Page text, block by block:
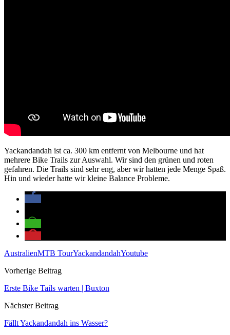
Yackandandah ist ca. 300 km entfernt von Melbourne und hat
mehrere Bike Trails zur Auswahl. Wir sind den grünen und roten
gefahren. Die Trails sind sehr eng, aber wir hatten jede Menge Spaß.
Hin und wieder hatte wir kleine Balance Probleme.
AustralienMTB TourYackandandahYoutube
Vorherige Beitrag
Erste Bike Tails warten | Buxton
Nächster Beitrag
Fällt Yackandandah ins Wasser?